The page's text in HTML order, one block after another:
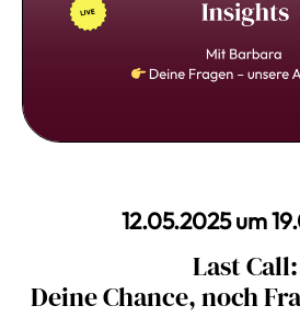
12.05.2025 um
Last Call:
Deine Chance, noch